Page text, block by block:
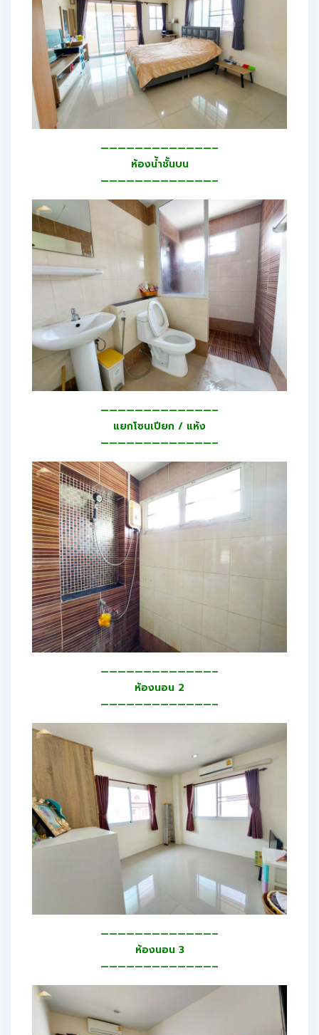
—————————————–
ห้องน้ำชั้นบน
—————————————–
—————————————–
แยกโซนเปียก / แห้ง
—————————————–
—————————————–
ห้องนอน 2
—————————————–
—————————————–
ห้องนอน 3
—————————————–